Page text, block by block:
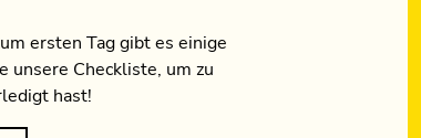
ersten Tag gibt es einige
unsere Checkliste, um zu
hast!